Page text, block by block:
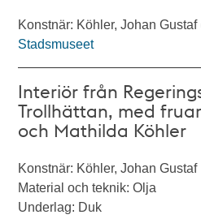
Konstnär: Köhler, Johan Gustaf
Stadsmuseet
Interiör från
Trollhättan, med
och Mathilda Köhler
Konstnär: Köhler, Johan Gustaf
Material och teknik: Olja
Underlag: Duk